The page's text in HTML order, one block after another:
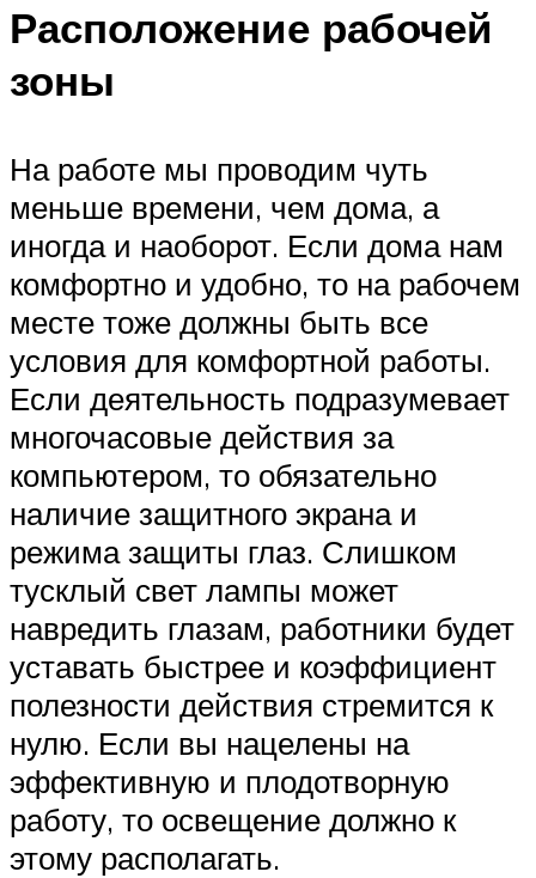
Расположение рабочей
зоны
На работе мы проводим чуть
меньше времени, чем дома, а
иногда и наоборот. Если дома нам
комфортно и удобно, то на рабочем
месте тоже должны быть все
условия для комфортной работы.
Если деятельность подразумевает
многочасовые действия за
компьютером, то обязательно
наличие защитного экрана и
режима защиты глаз. Слишком
тусклый свет лампы может
навредить глазам, работники будет
уставать быстрее и коэффициент
полезности действия стремится к
нулю. Если вы нацелены на
эффективную и плодотворную
работу, то освещение должно к
этому располагать.